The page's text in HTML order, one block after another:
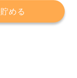
める
運営会社